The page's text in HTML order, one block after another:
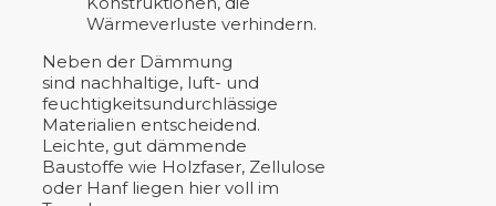
Wärmeverluste verhindern.
Neben der Dämmung
sind nachhaltige, luft- und
feuchtigkeitsundurchlässige
Materialien entscheidend.
Leichte, gut dämmende
Baustoffe wie Holzfaser, Zellulose
oder Hanf liegen hier voll im